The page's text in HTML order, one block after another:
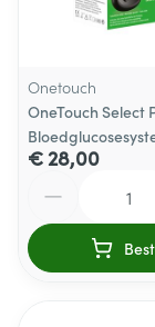
Onetouch
OneTouch Select
€ 28,00